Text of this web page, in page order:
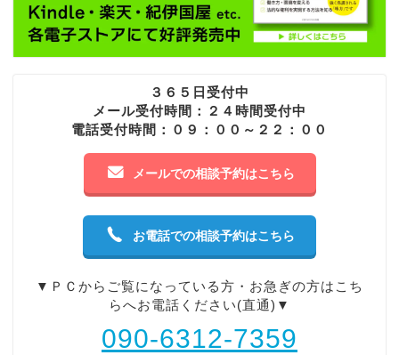
３６５日受付中
メール受付時間：２４時間受付中
電話受付時間：０９：００～２２：００
メールでの相談予約はこちら
お電話での相談予約はこちら
▼ＰＣからご覧になっている方・お急ぎの方はこち
らへお電話ください(直通)▼
090-6312-7359